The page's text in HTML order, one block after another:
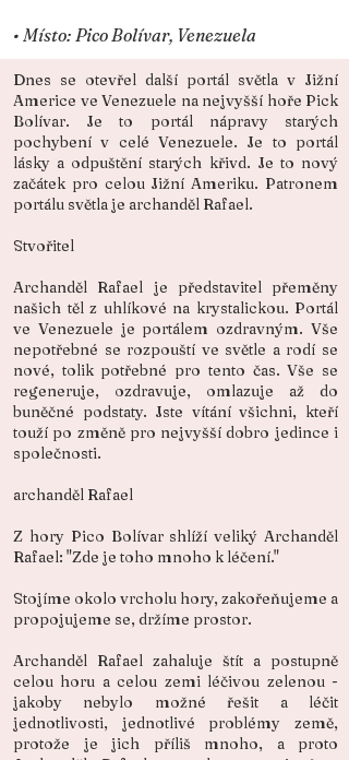
• Místo: Pico Bolívar, Venezuela
Dnes se otevřel další portál světla v Jižní
Americe ve Venezuele na nejvyšší hoře Pick
Bolívar. Je to portál nápravy starých
pochybení v celé Venezuele. Je to portál
lásky a odpuštění starých křivd. Je to nový
začátek pro celou Jižní Ameriku. Patronem
portálu světla je archanděl Rafael.
Stvořitel
Archanděl Rafael je představitel přeměny
našich těl z uhlíkové na krystalickou. Portál
ve Venezuele je portálem ozdravným. Vše
nepotřebné se rozpouští ve světle a rodí se
nové, tolik potřebné pro tento čas. Vše se
regeneruje, ozdravuje, omlazuje až do
buněčné podstaty. Jste vítání všichni, kteří
touží po změně pro nejvyšší dobro jedince i
společnosti.
archanděl Rafael
Z hory Pico Bolívar shlíží veliký Archanděl
Rafael: "Zde je toho mnoho k léčení."
Stojíme okolo vrcholu hory, zakořeňujeme a
propojujeme se, držíme prostor.
Archanděl Rafael zahaluje štít a postupně
celou horu a celou zemi léčivou zelenou -
jakoby nebylo možné řešit a léčit
jednotlivosti, jednotlivé problémy země,
protože je jich příliš mnoho, a proto